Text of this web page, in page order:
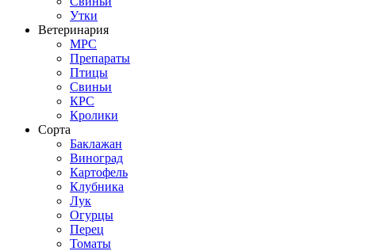
Утки
Ветеринария
МРС
Препараты
Птицы
Свиньи
КРС
Кролики
Сорта
Баклажан
Виноград
Картофель
Клубника
Лук
Огурцы
Перец
Томаты